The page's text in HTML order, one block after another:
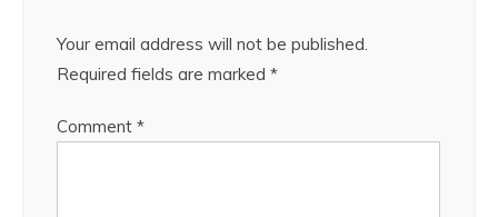
Your email address will not be published.
Required fields are marked *
Comment *